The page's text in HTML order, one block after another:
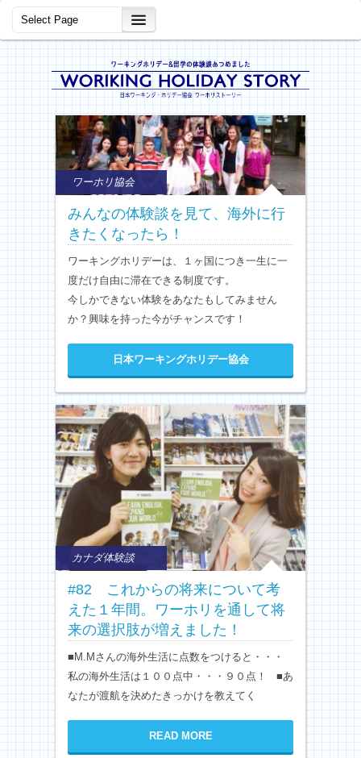
ワーホリ協会
みんなの体験談を見て、海外に行
きたくなったら！
ワーキングホリデーは、１ヶ国につき一生に一
度だけ自由に滞在できる制度です。
今しかできない体験をあなたもしてみません
か？興味を持った今がチャンスです！
日本ワーキングホリデー協会
カナダ体験談
#82 これからの将来について考
えた１年間。ワーホリを通して将
来の選択肢が増えました！
■M.Mさんの海外生活に点数をつけると・・・
私の海外生活は１００点中・・・９０点！ ■あ
なたが渡航を決めたきっかけを教えてく
READ MORE